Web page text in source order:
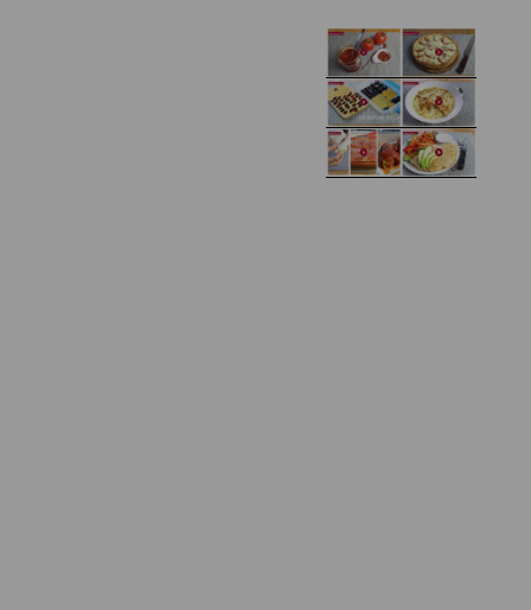
Domowy ketchup (bez
cukru)
Tarta francuska z
cebulą i pomidorem
Domowe żelki
Zupa kurkowa z
selerem i pietruszką